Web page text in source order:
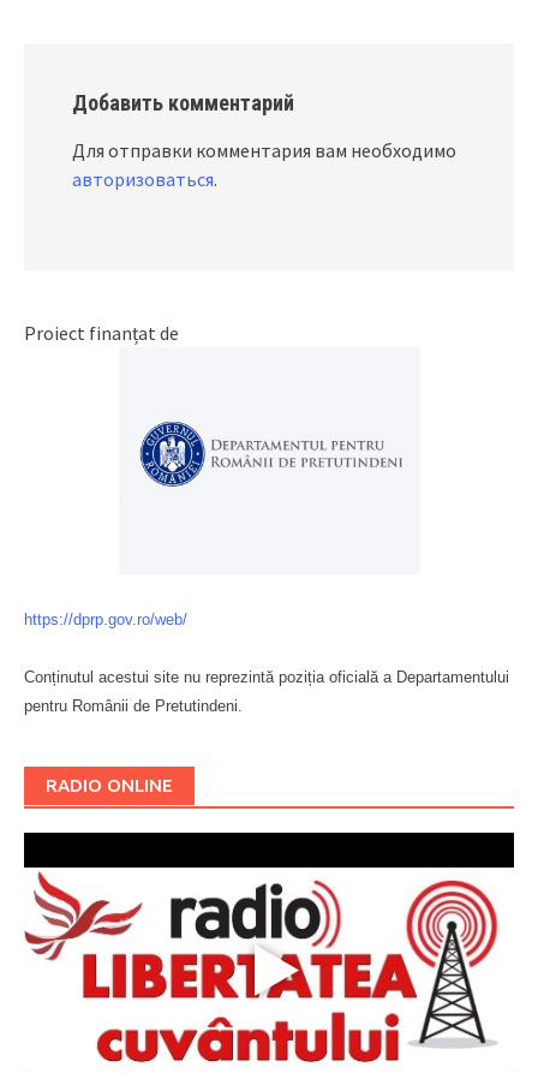
Добавить комментарий
Для отправки комментария вам необходимо
авторизоваться.
Proiect finanțat de
https://dprp.gov.ro/web/
Conținutul acestui site nu reprezintă poziția oficială a Departamentului
pentru Românii de Pretutindeni.
RADIO ONLINE